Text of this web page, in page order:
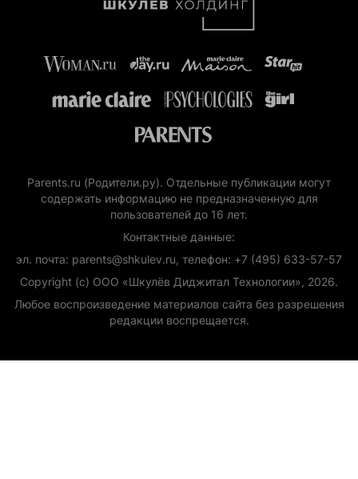
Parents.ru (Родители.ру). Отдельные публикации могут
содержать информацию не предназначенную для
пользователей до 16 лет.
Контактные данные:
эл. почта: parents@shkulev.ru, телефон: +7 (495) 633-57-57
Copyright (с) ООО «Шкулёв Диджитал Технологии», 2026.
Любое воспроизведение материалов сайта без разрешения
редакции воспрещается.